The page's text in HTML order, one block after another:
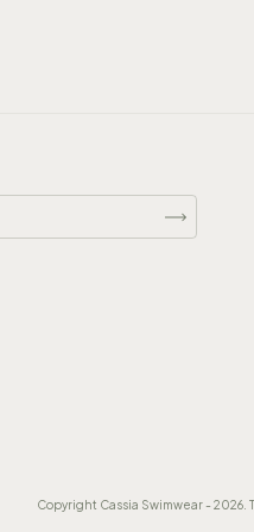
Copyright Cassia Swimwear - 2026.